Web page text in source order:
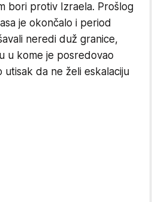
bori protiv Izraela. Prošlog
je okončalo i period
neredi duž granice,
u kome je posredovao
utisak da ne želi eskalaciju